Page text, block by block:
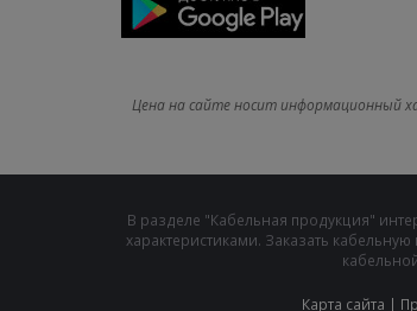
Цена на сайте носит информационный
В разделе "Кабельная продукция"
характеристиками. Заказать
Карта сайта |